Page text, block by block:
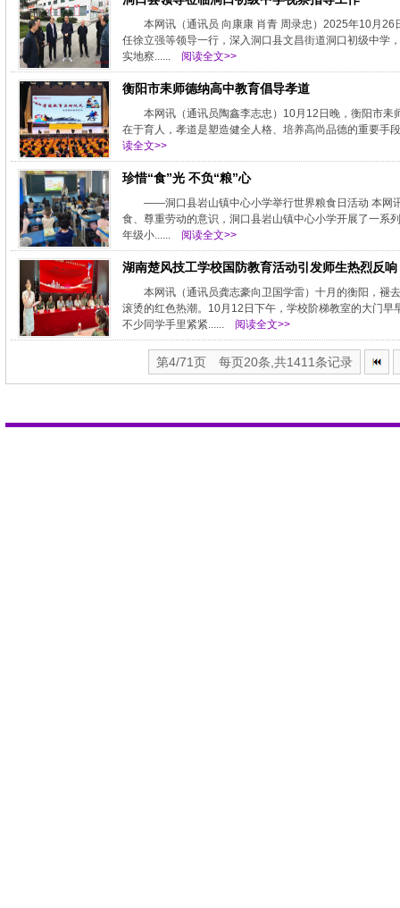
本网讯（通讯员 向康康 肖青 周录忠）2025年10月
任徐立强等领导一行，深入洞口县文昌街道洞口初级中学
实地察......
阅读全文>>
衡阳市耒师德纳高中教育倡导孝道
本网讯（通讯员陶鑫李志忠）10月12日晚，衡阳市耒
在于育人，孝道是塑造健全人格、培养高尚品德的重要手
读全文>>
珍惜“食”光 不负“粮”心
——洞口县岩山镇中心小学举行世界粮食日活动 本网
食、尊重劳动的意识，洞口县岩山镇中心小学开展了一系
年级小......
阅读全文>>
湖南楚风技工学校国防教育活动引发师生热烈反响
本网讯（通讯员龚志豪向卫国学雷）十月的衡阳，褪
滚烫的红色热潮。10月12日下午，学校阶梯教室的大门
不少同学手里紧紧......
阅读全文>>
第4/71页 每页20条,共1411条记录